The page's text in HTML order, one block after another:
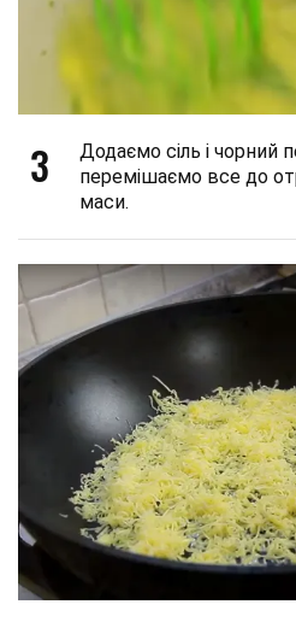
3
Додаємо сіль і чорний
перемішаємо все до
маси.